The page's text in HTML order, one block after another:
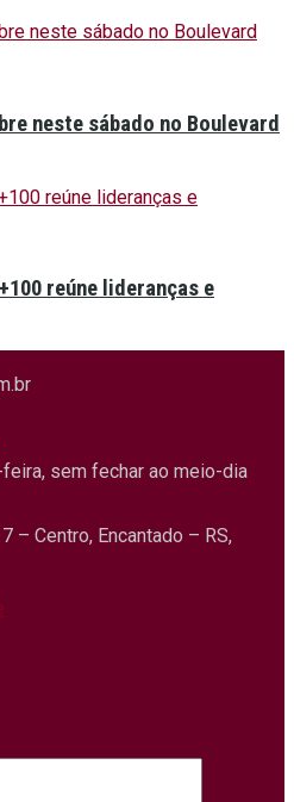
neste sábado no Boulevard
reúne lideranças e
sem fechar ao meio-dia
– Centro, Encantado – RS,